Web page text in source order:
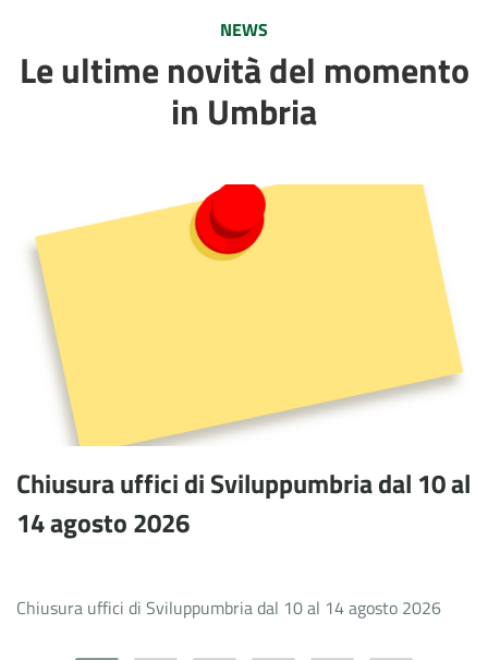
NEWS
Le ultime novità del momento
in Umbria
Chiusura uffici di Sviluppumbria dal 10 al 14 agosto 2026
Chiusura uffici di Sviluppumbria dal 10 al
14 agosto 2026
Chiusura uffici di Sviluppumbria dal 10 al 14 agosto 2026